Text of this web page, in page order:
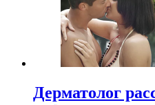
Дерматолог